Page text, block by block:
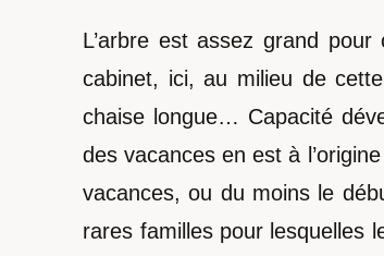
L’arbre est assez grand
cabinet, ici, au milieu de
chaise longue… Capacité
des vacances en est à
vacances, ou du moins le
rares familles pour lesquelles